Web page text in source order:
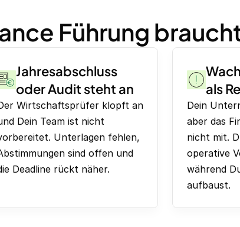
Führung
Jahresabschluss
oder Audit steht an
Wirtschaftsprüfer klopft an
Dein Team ist nicht
Unterlagen fehlen,
sind offen und
Deadline rückt näher.
als
Dein
aber das
nicht mit.
operative
während
aufbaust.